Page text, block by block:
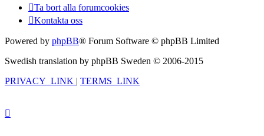
Ta bort alla forumcookies
Kontakta oss
Powered by phpBB® Forum Software © phpBB Limited
Swedish translation by phpBB Sweden © 2006-2015
PRIVACY_LINK | TERMS_LINK